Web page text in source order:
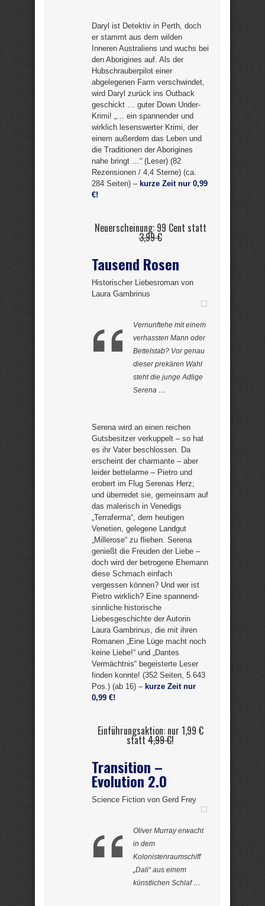
Daryl ist Detektiv in Perth, doch
er stammt aus dem wilden
Inneren Australiens und wuchs bei
den Aborigines auf. Als der
Hubschrauberpilot einer
abgelegenen Farm verschwindet,
wird Daryl zurück ins Outback
geschickt … guter Down Under-
Krimi! „… ein spannender und
wirklich lesenswerter Krimi, der
einem außerdem das Leben und
die Traditionen der Aborigines
nahe bringt …“ (Leser) (82
Rezensionen / 4,4 Sterne) (ca.
284 Seiten) – kurze Zeit nur 0,99
€!
Neuerscheinung: 99 Cent statt
3,99 €
Tausend Rosen
Historischer Liebesroman von
Laura Gambrinus
Vernunftehe mit einem
verhassten Mann oder
Bettelstab? Vor genau
dieser prekären Wahl
steht die junge Adlige
Serena …
Serena wird an einen reichen
Gutsbesitzer verkuppelt – so hat
es ihr Vater beschlossen. Da
erscheint der charmante – aber
leider bettelarme – Pietro und
erobert im Flug Serenas Herz;
und überredet sie, gemeinsam auf
das malerisch in Venedigs
„Terraferma“, dem heutigen
Venetien, gelegene Landgut
„Millerose“ zu fliehen. Serena
genießt die Freuden der Liebe –
doch wird der betrogene Ehemann
diese Schmach einfach
vergessen können? Und wer ist
Pietro wirklich? Eine spannend-
sinnliche historische
Liebesgeschichte der Autorin
Laura Gambrinus, die mit ihren
Romanen „Eine Lüge macht noch
keine Liebe!“ und „Dantes
Vermächtnis“ begeisterte Leser
finden konnte! (352 Seiten, 5.643
Pos.) (ab 16) – kurze Zeit nur
0,99 €!
Einführungsaktion: nur 1,99 €
statt 4,99 €!
Transition –
Evolution 2.0
Science Fiction von Gerd Frey
Oliver Murray erwacht
in dem
Kolonistenraumschiff
„Dali“ aus einem
künstlichen Schlaf …